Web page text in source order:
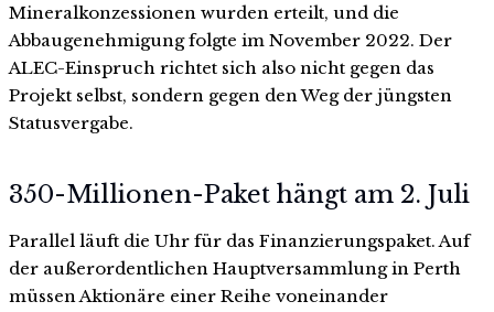
Mineralkonzessionen wurden erteilt, und die
Abbaugenehmigung folgte im November 2022. Der
ALEC-Einspruch richtet sich also nicht gegen das
Projekt selbst, sondern gegen den Weg der jüngsten
Statusvergabe.
350-Millionen-Paket hängt am 2. Juli
Parallel läuft die Uhr für das Finanzierungspaket. Auf
der außerordentlichen Hauptversammlung in Perth
müssen Aktionäre einer Reihe voneinander